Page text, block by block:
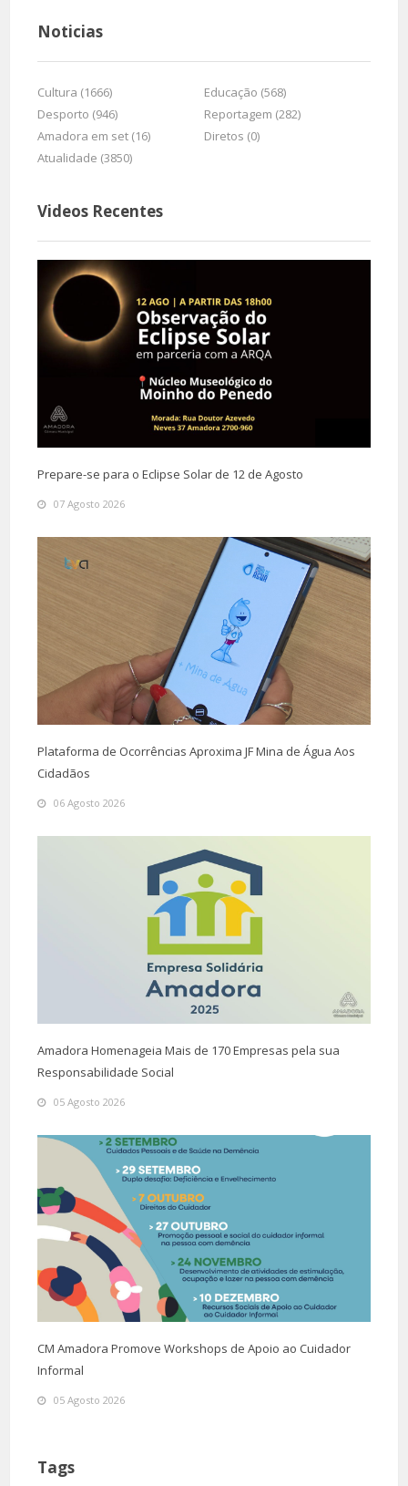
Noticias
Cultura (1666)
Educação (568)
Desporto (946)
Reportagem (282)
Amadora em set (16)
Diretos (0)
Atualidade (3850)
Videos Recentes
Prepare-se para o Eclipse Solar de 12 de Agosto
07 Agosto 2026
Plataforma de Ocorrências Aproxima JF Mina de Água Aos
Cidadãos
06 Agosto 2026
Amadora Homenageia Mais de 170 Empresas pela sua
Responsabilidade Social
05 Agosto 2026
CM Amadora Promove Workshops de Apoio ao Cuidador
Informal
05 Agosto 2026
Tags